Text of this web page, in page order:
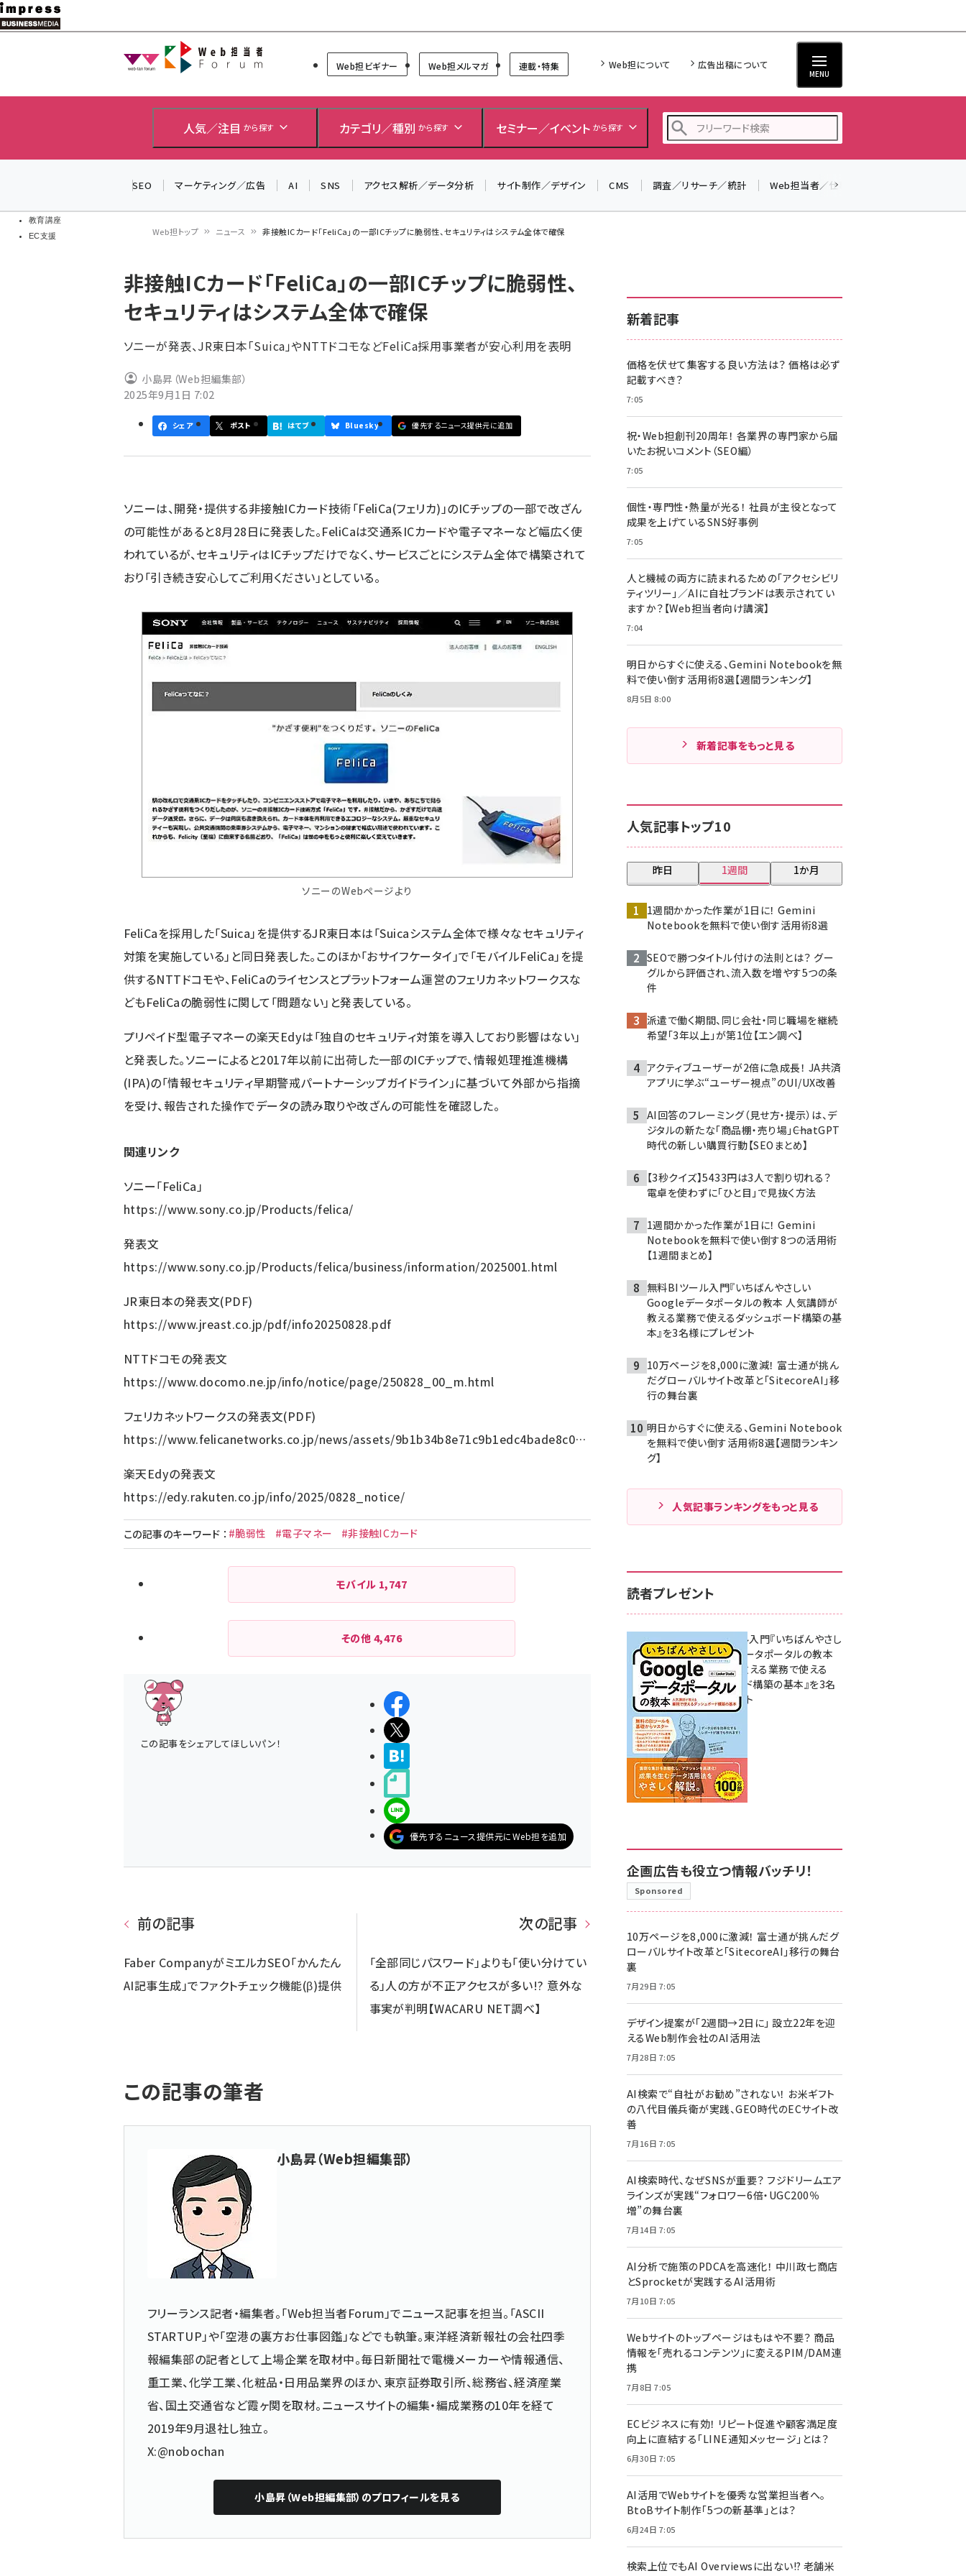
メ
イ
教育講座
EC支援
Web担当者Forum
Web担ビギナー Web担メルマガ 連載・特集 Web担について 広告出稿について
MENU
人気／注目 から探す カテゴリ／種別 から探す セミナー／イベント から探す
z世代 (1620)
meo (1274)
SEO マーケティング／広告 AI SNS アクセス解析／データ分析 サイト制作／デザイン CMS 調査／リサーチ／統計 Web担当者／仕事
ン
く
ず
Web担トップ ニュース 非接触ICカード「FeliCa」の一部ICチップに脆弱性、セキュリティはシステム全体で確保
非接触ICカード「FeliCa」の一部ICチップに脆弱性、
セキュリティはシステム全体で確保
ソニーが発表、JR東日本「Suica」やNTTドコモなどFeliCa採用事業者が安心利用を表明
小島昇（Web担編集部）
2025年9月1日 7:02
シェア ポスト はてブ Bluesky 優先するニュース提供元に追加
ソニーは、開発・提供する非接触ICカード技術「FeliCa(フェリカ)」のICチップの一部で改ざん
の可能性があると8月28日に発表した。FeliCaは交通系ICカードや電子マネーなど幅広く使
われているが、セキュリティはICチップだけでなく、サービスごとにシステム全体で構築されて
おり「引き続き安心してご利用ください」としている。
ソニーのWebページより
FeliCaを採用した「Suica」を提供するJR東日本は「Suicaシステム全体で様々なセキュリティ
対策を実施している」と同日発表した。このほか「おサイフケータイ」で「モバイルFeliCa」を提
供するNTTドコモや、FeliCaのライセンスとプラットフォーム運営のフェリカネットワークスな
どもFeliCaの脆弱性に関して「問題ない」と発表している。
プリペイド型電子マネーの楽天Edyは「独自のセキュリティ対策を導入しており影響はない」
と発表した。ソニーによると2017年以前に出荷した一部のICチップで、情報処理推進機構
(IPA)の「情報セキュリティ早期警戒パートナーシップガイドライン」に基づいて外部から指摘
を受け、報告された操作でデータの読み取りや改ざんの可能性を確認した。
関連リンク
ソニー「FeliCa」
https://www.sony.co.jp/Products/felica/
発表文
https://www.sony.co.jp/Products/felica/business/information/2025001.html
JR東日本の発表文(PDF)
https://www.jreast.co.jp/pdf/info20250828.pdf
NTTドコモの発表文
https://www.docomo.ne.jp/info/notice/page/250828_00_m.html
フェリカネットワークスの発表文(PDF)
https://www.felicanetworks.co.jp/news/assets/9b1b34b8e71c9b1edc4bade8c0…
楽天Edyの発表文
https://edy.rakuten.co.jp/info/2025/0828_notice/
この記事のキーワード ： #脆弱性 #電子マネー #非接触ICカード
モバイル 1,747
その他 4,476
この記事をシェアしてほしいパン！
シェアする
ポストする
LINEで送る
優先するニュース提供元にWeb担を追加
前の記事
Faber CompanyがミエルカSEO「かんたん
AI記事生成」でファクトチェック機能(β)提供
次の記事
「全部同じパスワード」よりも「使い分けてい
る」人の方が不正アクセスが多い!? 意外な
事実が判明【WACARU NET調べ】
この記事の筆者
小島昇（Web担編集部）
フリーランス記者・編集者。「Web担当者Forum」でニュース記事を担当。「ASCII
STARTUP」や「空港の裏方お仕事図鑑」などでも執筆。東洋経済新報社の会社四季
報編集部の記者として上場企業を取材中。毎日新聞社で電機メーカーや情報通信、
重工業、化学工業、化粧品・日用品業界のほか、東京証券取引所、総務省、経済産業
省、国土交通省など霞ヶ関を取材。ニュースサイトの編集・編成業務の10年を経て
2019年9月退社し独立。
X:@nobochan
小島昇（Web担編集部） のプロフィールを見る
新着記事
価格を伏せて集客する良い方法は？ 価格は必ず
記載すべき？
7:05
祝・Web担創刊20周年！ 各業界の専門家から届
いたお祝いコメント（SEO編）
7:05
個性・専門性・熱量が光る！ 社員が主役となって
成果を上げているSNS好事例
7:05
人と機械の両方に読まれるための「アクセシビリ
ティツリー」／AIに自社ブランドは表示されてい
ますか？【Web担当者向け講演】
7:04
明日からすぐに使える、Gemini Notebookを無
料で使い倒す活用術8選【週間ランキング】
8月5日 8:00
新着記事をもっと見る
人気記事トップ10
昨日 1週間 1か月
1週間かかった作業が1日に！ Gemini
Notebookを無料で使い倒す活用術8選
SEOで勝つタイトル付けの法則とは？ グー
グルから評価され、流入数を増やす5つの条
件
派遣で働く期間、同じ会社・同じ職場を継続
希望「3年以上」が第1位【エン調べ】
アクティブユーザーが2倍に急成長！ JA共済
アプリに学ぶ“ユーザー視点”のUI/UX改善
AI回答のフレーミング（見せ方・提示）は、デ
ジタルの新たな「商品棚・売り場」――ChatGPT
時代の新しい購買行動【SEOまとめ】
【3秒クイズ】5433円は3人で割り切れる？
電卓を使わずに「ひと目」で見抜く方法
1週間かかった作業が1日に！ Gemini
Notebookを無料で使い倒す8つの活用術
【1週間まとめ】
無料BIツール入門『いちばんやさしい
Googleデータポータルの教本 人気講師が
教える業務で使えるダッシュボード構築の基
本』を3名様にプレゼント
10万ページを8,000に激減！ 富士通が挑ん
だグローバルサイト改革と「SitecoreAI」移
行の舞台裏
明日からすぐに使える、Gemini Notebook
を無料で使い倒す活用術8選【週間ランキン
グ】
人気記事ランキングをもっと見る
読者プレゼント
無料BIツール入門『いちばんやさし
いGoogleデータポータルの教本
人気講師が教える業務で使える
ダッシュボード構築の基本』を3名
様にプレゼント
7月31日 10:00
企画広告も役立つ情報バッチリ！
Sponsored
10万ページを8,000に激減！ 富士通が挑んだグ
ローバルサイト改革と「SitecoreAI」移行の舞台
裏
7月29日 7:05
デザイン提案が「2週間→2日に」 設立22年を迎
えるWeb制作会社のAI活用法
7月28日 7:05
AI検索で“自社がお勧め”されない！ お米ギフト
の八代目儀兵衛が実践、GEO時代のECサイト改
善
7月16日 7:05
AI検索時代、なぜSNSが重要？ フジドリームエア
ラインズが実践“フォロワー6倍・UGC200％
増”の舞台裏
7月14日 7:05
AI分析で施策のPDCAを高速化！ 中川政七商店
とSprocketが実践するAI活用術
7月10日 7:05
Webサイトのトップページはもはや不要？ 商品
情報を「売れるコンテンツ」に変えるPIM/DAM連
携
7月8日 7:05
ECビジネスに有効！ リピート促進や顧客満足度
向上に直結する「LINE通知メッセージ」とは？
6月30日 7:05
AI活用でWebサイトを優秀な営業担当者へ。
BtoBサイト制作「5つの新基準」とは？
6月24日 7:05
検索上位でもAI Overviewsに出ない!? 老舗米